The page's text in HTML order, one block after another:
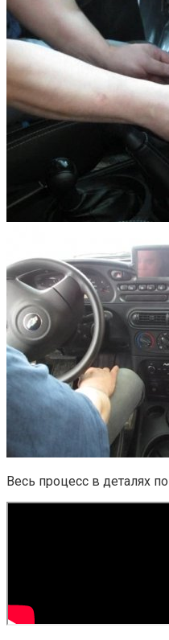
Весь процесс в деталях